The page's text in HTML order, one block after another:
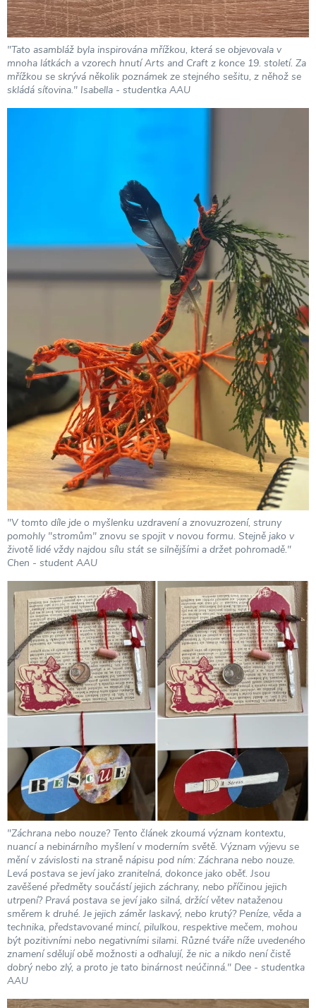
"Tato asambláž byla inspirována mřížkou, která se objevovala v
mnoha látkách a vzorech hnutí Arts and Craft z konce 19. století. Za
mřížkou se skrývá několik poznámek ze stejného sešitu, z něhož se
skládá síťovina." Isabella - studentka AAU
"V tomto díle jde o myšlenku uzdravení a znovuzrození, struny
pomohly "stromům" znovu se spojit v novou formu. Stejně jako v
životě lidé vždy najdou sílu stát se silnějšími a držet pohromadě."
Chen - student AAU
"Záchrana nebo nouze? Tento článek zkoumá význam kontextu,
nuancí a nebinárního myšlení v moderním světě. Význam výjevu se
mění v závislosti na straně nápisu pod ním: Záchrana nebo nouze.
Levá postava se jeví jako zranitelná, dokonce jako oběť. Jsou
zavěšené předměty součástí jejich záchrany, nebo příčinou jejich
utrpení? Pravá postava se jeví jako silná, držící větev nataženou
směrem k druhé. Je jejich záměr laskavý, nebo krutý? Peníze, věda a
technika, představované mincí, pilulkou, respektive mečem, mohou
být pozitivními nebo negativními silami. Různé tváře níže uvedeného
znamení sdělují obě možnosti a odhalují, že nic a nikdo není čistě
dobrý nebo zlý, a proto je tato binárnost neúčinná." Dee - studentka
AAU